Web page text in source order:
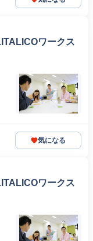
ワークス
気になる
ワークス